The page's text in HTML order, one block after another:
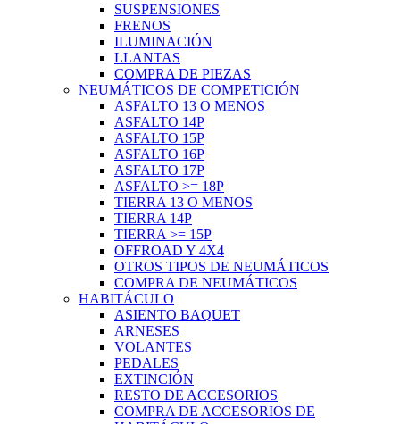
SUSPENSIONES
FRENOS
ILUMINACIÓN
LLANTAS
COMPRA DE PIEZAS
NEUMÁTICOS DE COMPETICIÓN
ASFALTO 13 O MENOS
ASFALTO 14P
ASFALTO 15P
ASFALTO 16P
ASFALTO 17P
ASFALTO >= 18P
TIERRA 13 O MENOS
TIERRA 14P
TIERRA >= 15P
OFFROAD Y 4X4
OTROS TIPOS DE NEUMÁTICOS
COMPRA DE NEUMÁTICOS
HABITÁCULO
ASIENTO BAQUET
ARNESES
VOLANTES
PEDALES
EXTINCIÓN
RESTO DE ACCESORIOS
COMPRA DE ACCESORIOS DE